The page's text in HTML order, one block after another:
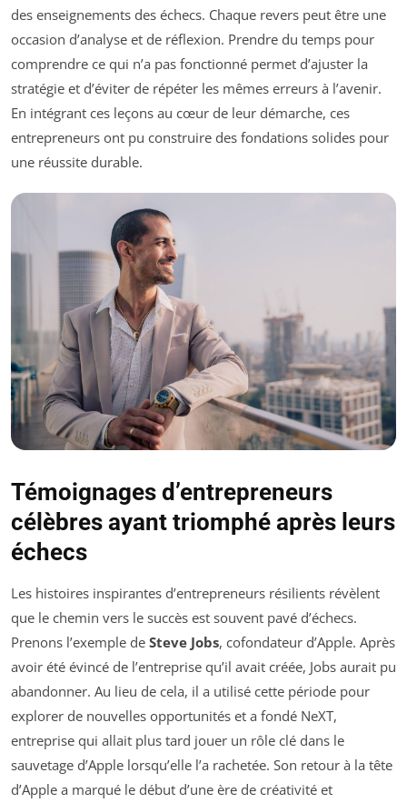
des enseignements des échecs. Chaque revers peut être une
occasion d’analyse et de réflexion. Prendre du temps pour
comprendre ce qui n’a pas fonctionné permet d’ajuster la
stratégie et d’éviter de répéter les mêmes erreurs à l’avenir.
En intégrant ces leçons au cœur de leur démarche, ces
entrepreneurs ont pu construire des fondations solides pour
une réussite durable.
Témoignages d’entrepreneurs
célèbres ayant triomphé après leurs
échecs
Les histoires inspirantes d’entrepreneurs résilients révèlent
que le chemin vers le succès est souvent pavé d’échecs.
Prenons l’exemple de Steve Jobs, cofondateur d’Apple. Après
avoir été évincé de l’entreprise qu’il avait créée, Jobs aurait pu
abandonner. Au lieu de cela, il a utilisé cette période pour
explorer de nouvelles opportunités et a fondé NeXT,
entreprise qui allait plus tard jouer un rôle clé dans le
sauvetage d’Apple lorsqu’elle l’a rachetée. Son retour à la tête
d’Apple a marqué le début d’une ère de créativité et